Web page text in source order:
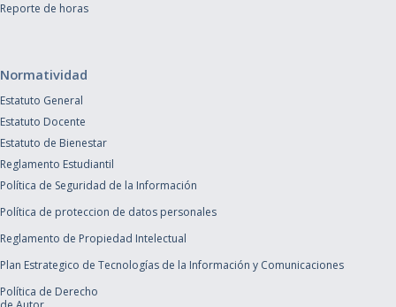
Reporte de horas
Normatividad
Estatuto General
Estatuto Docente
Estatuto de Bienestar
Reglamento Estudiantil
Política de Seguridad de la Información
Política de proteccion de datos personales
Reglamento de Propiedad Intelectual
Plan Estrategico de Tecnologías de la Información y Comunicaciones
Política de Derecho